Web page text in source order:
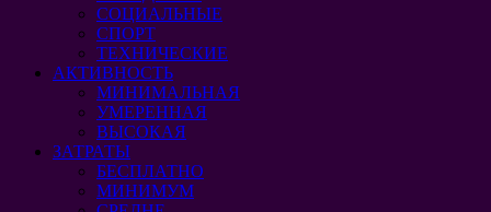
СОЦИАЛЬНЫЕ
СПОРТ
ТЕХНИЧЕСКИЕ
АКТИВНОСТЬ
МИНИМАЛЬНАЯ
УМЕРЕННАЯ
ВЫСОКАЯ
ЗАТРАТЫ
БЕСПЛАТНО
МИНИМУМ